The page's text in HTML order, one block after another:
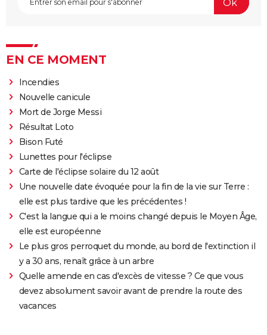
EN CE MOMENT
Incendies
Nouvelle canicule
Mort de Jorge Messi
Résultat Loto
Bison Futé
Lunettes pour l'éclipse
Carte de l'éclipse solaire du 12 août
Une nouvelle date évoquée pour la fin de la vie sur Terre :
elle est plus tardive que les précédentes !
C'est la langue qui a le moins changé depuis le Moyen Âge,
elle est européenne
Le plus gros perroquet du monde, au bord de l'extinction il
y a 30 ans, renaît grâce à un arbre
Quelle amende en cas d'excès de vitesse ? Ce que vous
devez absolument savoir avant de prendre la route des
vacances